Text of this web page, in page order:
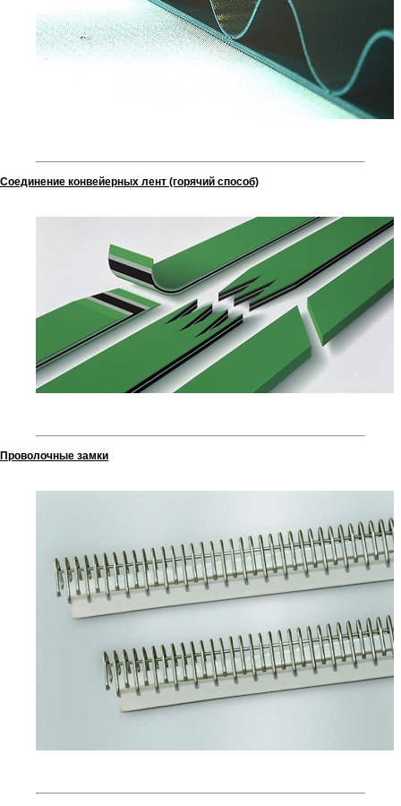
Соединение конвейерных лент (горячий способ)
Проволочные замки